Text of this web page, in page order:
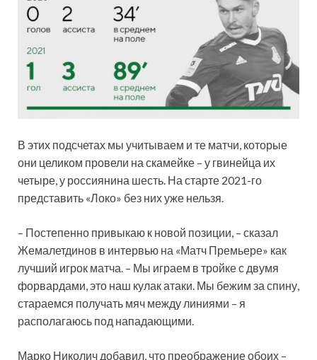
В этих подсчетах мы учитываем и те матчи, которые
они целиком провели на скамейке – у гвинейца их
четыре, у россиянина шесть. На старте 2021-го
представить «Локо» без них уже нельзя.
– Постепенно привыкаю к новой позиции, – сказал
Жемалетдинов в интервью на «Матч Премьере» как
лучший игрок матча. – Мы играем в тройке с двумя
форвардами, это наш кулак атаки. Мы бежим за спину,
стараемся получать мяч между линиями – я
располагаюсь под нападающими.
Марко Николич добавил, что преображение обоих –